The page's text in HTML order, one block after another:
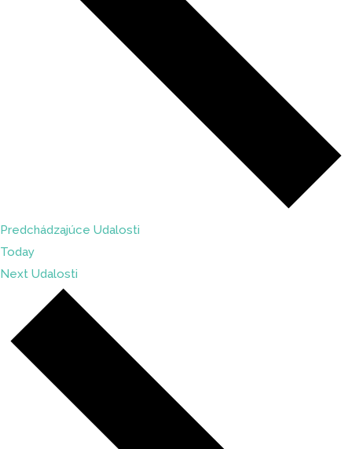
Predchádzajúce Udalosti
Today
Next Udalosti